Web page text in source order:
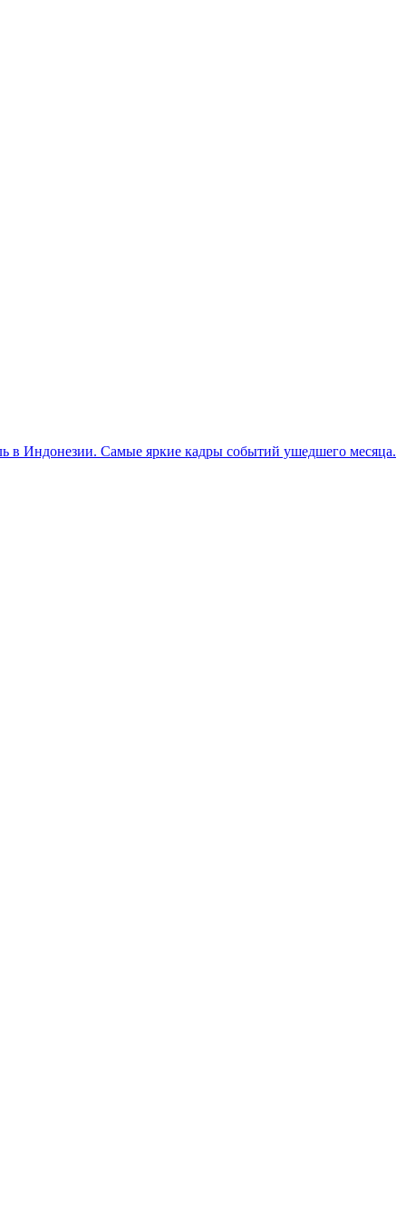
в Индонезии. Самые яркие кадры событий ушедшего месяца.